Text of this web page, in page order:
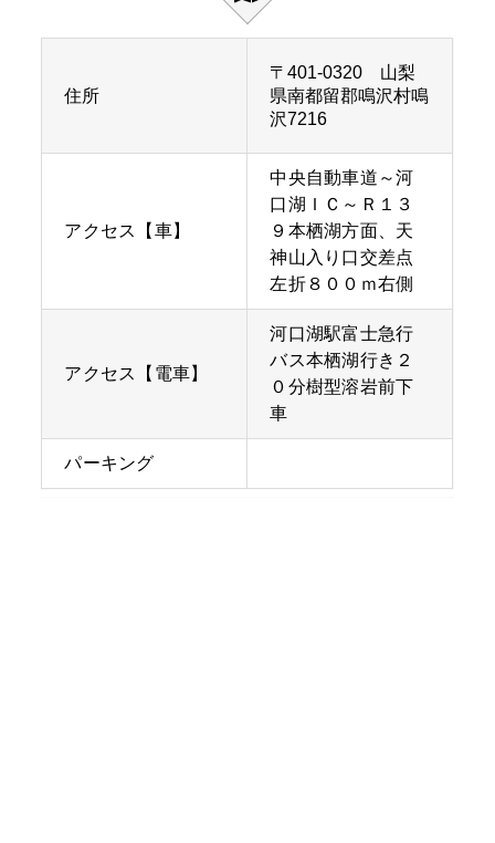
住所
〒401-0320 山梨
県南都留郡鳴沢村鳴
沢7216
アクセス【車】
中央自動車道～河
口湖ＩＣ～Ｒ１３
９本栖湖方面、天
神山入り口交差点
左折８００ｍ右側
アクセス【電車】
河口湖駅富士急行
バス本栖湖行き２
０分樹型溶岩前下
車
パーキング